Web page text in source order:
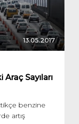
13.05.2017
Sayıları
benzine
artış